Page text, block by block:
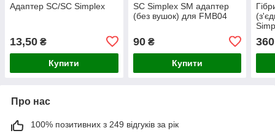
Адаптер SC/SC Simplex
13,50 ₴
Купити
SC Simplex SM адаптер
(без вушок) для FMB04
90₴
Купити
360
Про нас
100% позитивних з 249 відгуків за рік